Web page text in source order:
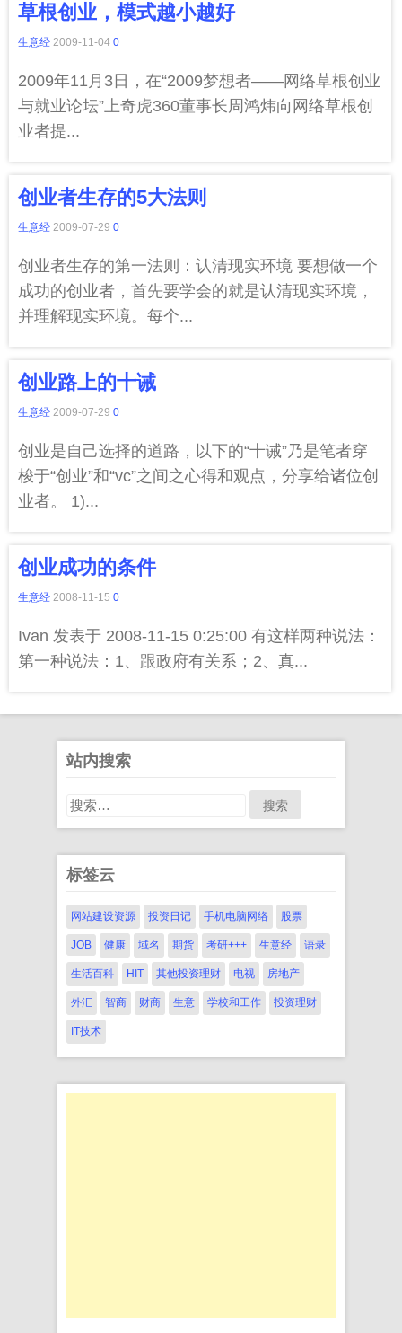
草根创业，模式越小越好
生意经 2009-11-04 0
2009年11月3日，在“2009梦想者——网络草根创业
与就业论坛”上奇虎360董事长周鸿炜向网络草根创
业者提...
创业者生存的5大法则
生意经 2009-07-29 0
创业者生存的第一法则：认清现实环境 要想做一个
成功的创业者，首先要学会的就是认清现实环境，
并理解现实环境。每个...
创业路上的十诫
生意经 2009-07-29 0
创业是自己选择的道路，以下的“十诫”乃是笔者穿
梭于“创业”和“vc”之间之心得和观点，分享给诸位创
业者。 1)...
创业成功的条件
生意经 2008-11-15 0
Ivan 发表于 2008-11-15 0:25:00 有这样两种说法：
第一种说法：1、跟政府有关系；2、真...
站内搜索
搜
索：
标签云
网站建设资源 投资日记 手机电脑网络 股票
JOB 健康 域名 期货 考研+++ 生意经 语录
生活百科 HIT 其他投资理财 电视 房地产
外汇 智商 财商 生意 学校和工作 投资理财
IT技术